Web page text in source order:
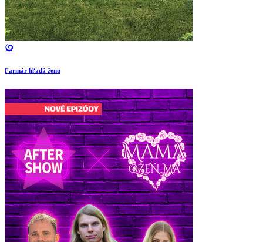
Farmár hľadá ženu